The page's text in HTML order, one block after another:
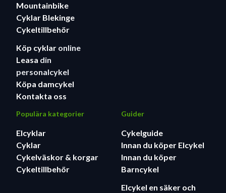
Mountainbike
Cyklar Blekinge
Cykeltillbehör
Köp cyklar online
Leasa din
personalcykel
Köpa damcykel
Kontakta oss
Populära kategorier
Elcyklar
Cyklar
Cykelväskor & korgar
Cykeltillbehör
Guider
Cykelguide
Innan du köper Elcykel
Innan du köper
Barncykel
Elcykel en säker och